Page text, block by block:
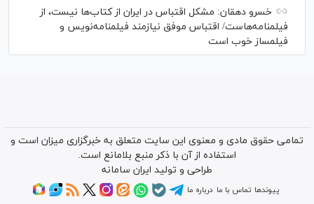
خسرو دهقان: مشکل اقتباس در ایران از کتاب‌ها نیست، از
فیلمنامه‌هاست/ اقتباس موفق نیازمند فیلمنامه‌نویس و
فیلمساز خوب است
تمامی حقوق مادی و معنوی این سایت متعلق به خبرگزاری میزان است و
استفاده از آن با ذکر منبع بلامانع است.
طراحی و تولید ایران سامانه
پیوندها تماس با ما درباره ما